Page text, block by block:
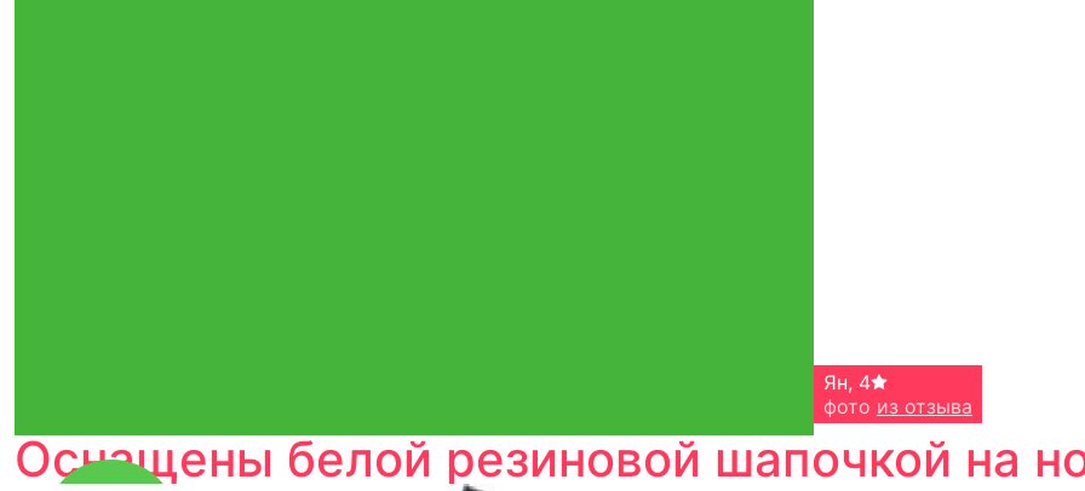
Ян, 4
фото из отзыва
Оснащены белой резиновой шапочкой на